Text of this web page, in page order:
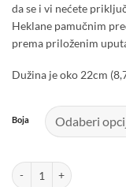
da se i vi nećete
Heklane pamučnim
prema priloženim
Dužina je oko 22cm
Boja
Heklana Mačka količina